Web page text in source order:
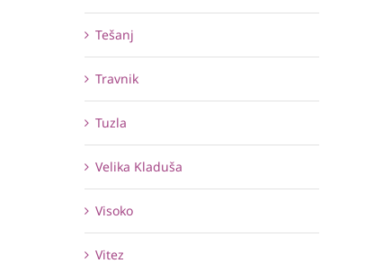
Tešanj
Travnik
Tuzla
Velika Kladuša
Visoko
Vitez